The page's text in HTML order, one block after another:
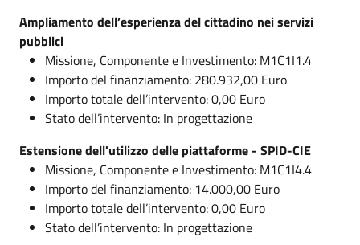
Ampliamento dell’esperienza del cittadino nei servizi
pubblici
Missione, Componente e Investimento: M1C1I1.4
Importo del finanziamento: 280.932,00 Euro
Importo totale dell’intervento: 0,00 Euro
Stato dell’intervento: In progettazione
Estensione dell'utilizzo delle piattaforme - SPID-CIE
Missione, Componente e Investimento: M1C1I4.4
Importo del finanziamento: 14.000,00 Euro
Importo totale dell’intervento: 0,00 Euro
Stato dell’intervento: In progettazione